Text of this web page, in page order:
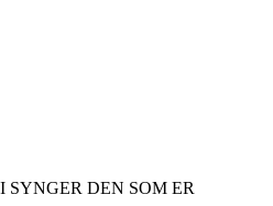
SYNGER DEN SOM ER